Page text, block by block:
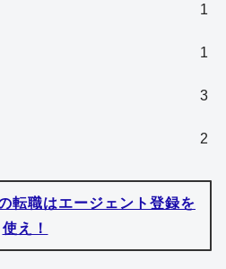
1
1
3
2
転職はエージェント登録を
使え！